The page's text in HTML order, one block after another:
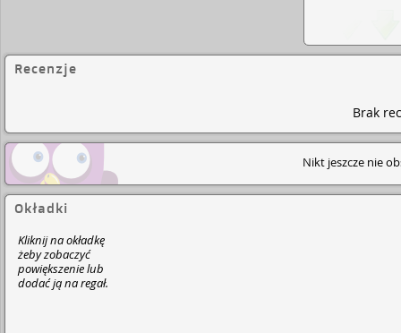
Recenzje
Brak
Nikt jeszcze nie
Okładki
Kliknij na okładkę
żeby zobaczyć
powiększenie lub
dodać ją na regał.